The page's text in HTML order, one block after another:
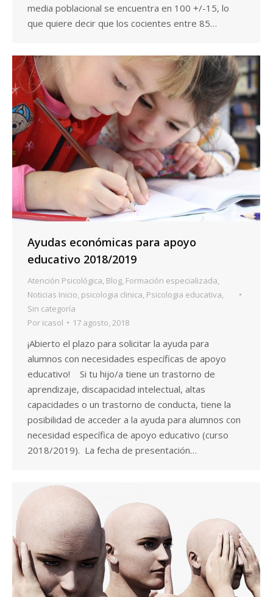
media poblacional se encuentra en 100 +/-15, lo
que quiere decir que los cocientes entre 85…
Ayudas económicas para apoyo
educativo 2018/2019
Atención Psicológica, Blog, Formación especializada,
Noticias Inicio, psicologia clinica, Psicologia educativa,
Sin categoría
Por icasol 17 agosto, 2018
¡Abierto el plazo para solicitar la ayuda para
alumnos con necesidades específicas de apoyo
educativo! Si tu hijo/a tiene un trastorno de
aprendizaje, discapacidad intelectual, altas
capacidades o un trastorno de conducta, tiene la
posibilidad de acceder a la ayuda para alumnos con
necesidad específica de apoyo educativo (curso
2018/2019). La fecha de presentación…